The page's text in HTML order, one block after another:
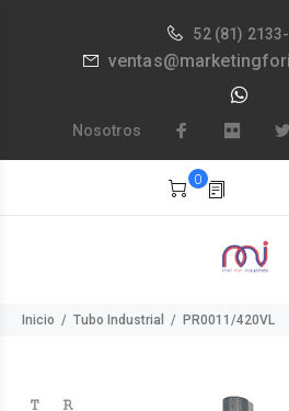
52 (81)
Nosotros
0
Inicio Tubo Industrial PR0011/420VL